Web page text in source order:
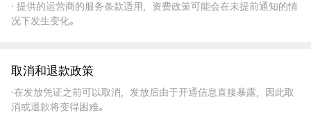
· 提供的运营商的服务条款适用，资费政策可能会在未提前通知的情
况下发生变化。
取消和退款政策
·在发放凭证之前可以取消，发放后由于开通信息直接暴露，因此取
消或退款将变得困难。